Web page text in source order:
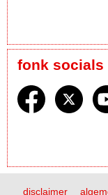
fonk socials
disclaimer